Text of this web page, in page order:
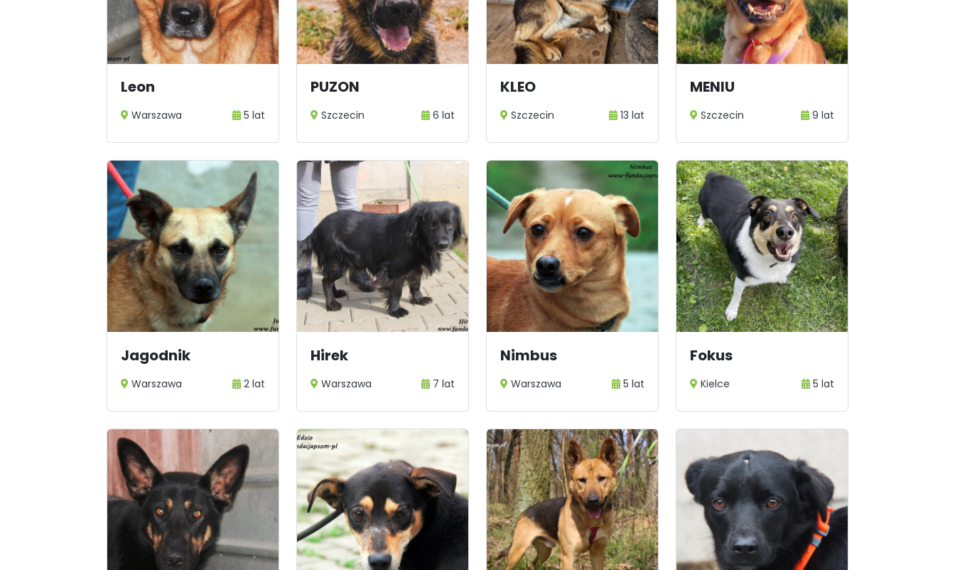
Leon
Warszawa 5 lat
PUZON
Szczecin 6 lat
KLEO
Szczecin 13 lat
MENIU
Szczecin 9 lat
Jagodnik
Warszawa 2 lat
Hirek
Warszawa 7 lat
Nimbus
Warszawa 5 lat
Fokus
Kielce 5 lat
... 104 105 106 ... 110